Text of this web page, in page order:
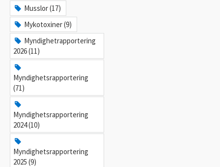
Musslor (17)
Mykotoxiner (9)
Myndighetrapportering
2026 (11)
Myndighetsrapportering
(71)
Myndighetsrapportering
2024 (10)
Myndighetsrapportering
2025 (9)